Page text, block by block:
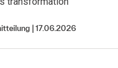
17.06.2026